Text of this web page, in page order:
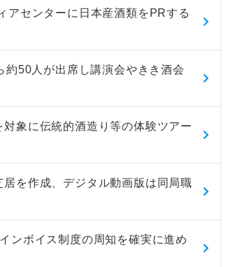
アセンターに日本産酒類をPRする
50人が出席し講演会やきき酒会
象に伝統的酒造り等の体験ツアー
を作成、デジタル動画版は同局職
ンボイス制度の周知を確実に進め